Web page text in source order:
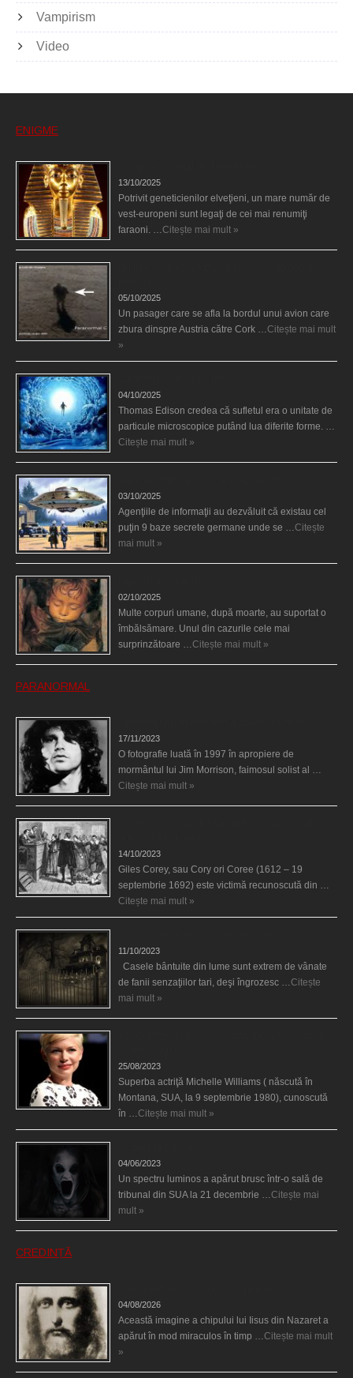
Vampirism
Video
ENIGME
13/10/2025
Potrivit geneticienilor elveţieni, un mare număr de
vest-europeni sunt legaţi de cei mai renumiţi
faraoni. …Citește mai mult »
05/10/2025
Un pasager care se afla la bordul unui avion care
zbura dinspre Austria către Cork …Citește mai mult
»
04/10/2025
Thomas Edison credea că sufletul era o unitate de
particule microscopice putând lua diferite forme. …
Citește mai mult »
03/10/2025
Agenţiile de informaţii au dezvăluit că existau cel
puţin 9 baze secrete germane unde se …Citește
mai mult »
02/10/2025
Multe corpuri umane, după moarte, au suportat o
îmbălsămare. Unul din cazurile cele mai
surprinzătoare …Citește mai mult »
PARANORMAL
17/11/2023
O fotografie luată în 1997 în apropiere de
mormântul lui Jim Morrison, faimosul solist al …
Citește mai mult »
14/10/2023
Giles Corey, sau Cory ori Coree (1612 – 19
septembrie 1692) este victimă recunoscută din …
Citește mai mult »
11/10/2023
Casele bântuite din lume sunt extrem de vânate
de fanii senzaţiilor tari, deşi îngrozesc …Citește
mai mult »
25/08/2023
Superba actriţă Michelle Williams ( născută în
Montana, SUA, la 9 septembrie 1980), cunoscută
în …Citește mai mult »
04/06/2023
Un spectru luminos a apărut brusc într-o sală de
tribunal din SUA la 21 decembrie …Citește mai
mult »
CREDINȚĂ
04/08/2026
Această imagine a chipului lui Iisus din Nazaret a
apărut în mod miraculos în timp …Citește mai mult
»